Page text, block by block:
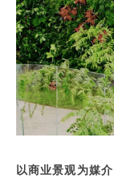
以商业景观为媒